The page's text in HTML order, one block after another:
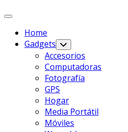
Expanda
Menú
Home
Gadgets Alternar
Menú
Infantil
Accesorios
Computadoras
Página
Actual
De
Los
Padres
Fotografía
GPS
Hogar
Media Portátil
Móviles